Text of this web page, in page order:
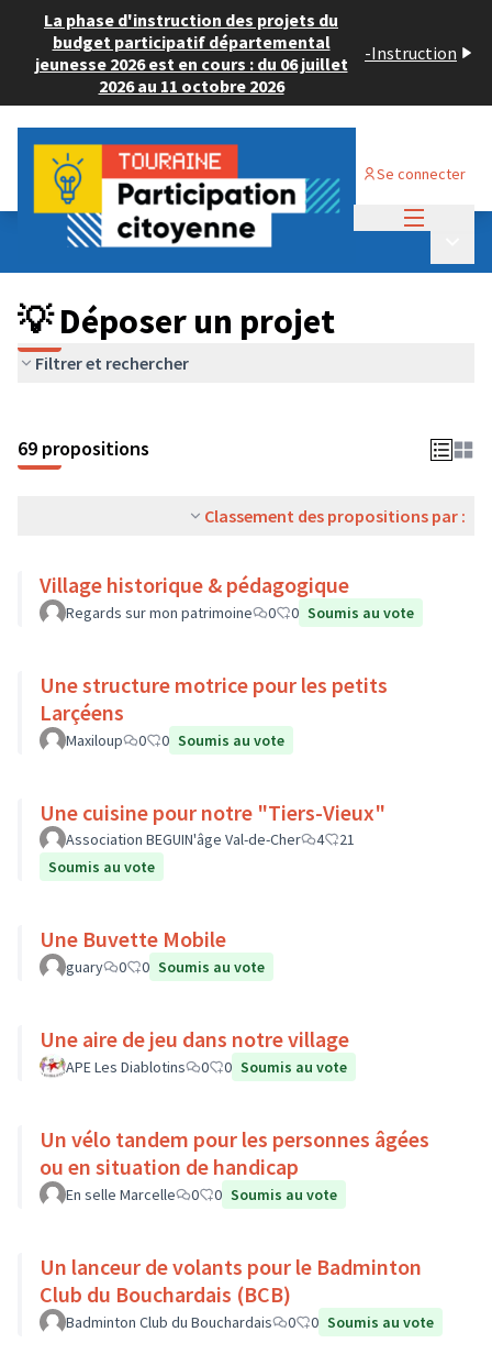
La phase d'instruction des projets du
budget participatif départemental
jeunesse 2026 est en cours : du 06 juillet
2026 au 11 octobre 2026
-Instruction
Se connecter
Budget Participatif ADULTE 2024
💡 Déposer un projet
💡 Déposer un projet
Filtrer et rechercher
69 propositions
Classement des propositions par :
Village historique & pédagogique
Regards sur mon patrimoine 0 0 Soumis au vote
Une structure motrice pour les petits
Larçéens
Maxiloup 0 0 Soumis au vote
Une cuisine pour notre "Tiers-Vieux"
Association BEGUIN'âge Val-de-Cher 4
21
Soumis au vote
Une Buvette Mobile
guary 0 0 Soumis au vote
Une aire de jeu dans notre village
APE Les Diablotins 0 0 Soumis au vote
Un vélo tandem pour les personnes âgées
ou en situation de handicap
En selle Marcelle 0 0 Soumis au vote
Un lanceur de volants pour le Badminton
Club du Bouchardais (BCB)
Badminton Club du Bouchardais 0 0 Soumis au vote